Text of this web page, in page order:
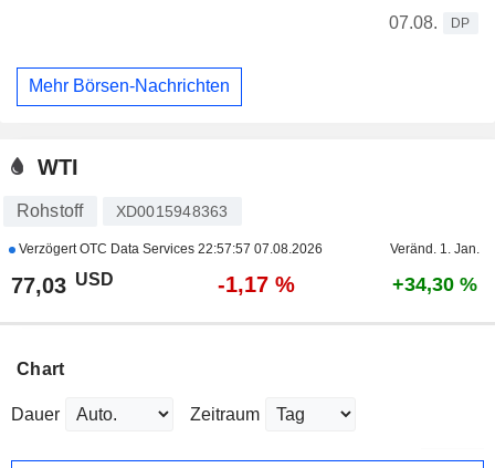
07.08.
DP
Mehr Börsen-Nachrichten
WTI
Rohstoff XD0015948363
Verzögert OTC Data Services 22:57:57 07.08.2026 Veränd. 1. Jan.
77,03 USD -1,17 % +34,30 %
Chart
Dauer Zeitraum